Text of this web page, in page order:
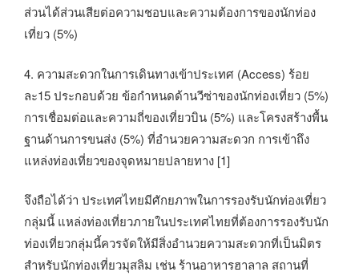
ส่วนได้ส่วนเสียต่อความชอบและความต้องการของนักท่อง
เที่ยว (5%)
4. ความสะดวกในการเดินทางเข้าประเทศ (Access) ร้อย
ละ15 ประกอบด้วย ข้อกำหนดด้านวีซ่าของนักท่องเที่ยว (5%)
การเชื่อมต่อและความถี่ของเที่ยวบิน (5%) และโครงสร้างพื้น
ฐานด้านการขนส่ง (5%) ที่อำนวยความสะดวก การเข้าถึง
แหล่งท่องเที่ยวของจุดหมายปลายทาง [1]
จึงถือได้ว่า ประเทศไทยมีศักยภาพในการรองรับนักท่องเที่ยว
กลุ่มนี้ แหล่งท่องเที่ยวภายในประเทศไทยที่ต้องการรองรับนัก
ท่องเที่ยวกลุ่มนี้ควรจัดให้มีสิ่งอำนวยความสะดวกที่เป็นมิตร
สำหรับนักท่องเที่ยวมุสลิม เช่น ร้านอาหารฮาลาล สถานที่